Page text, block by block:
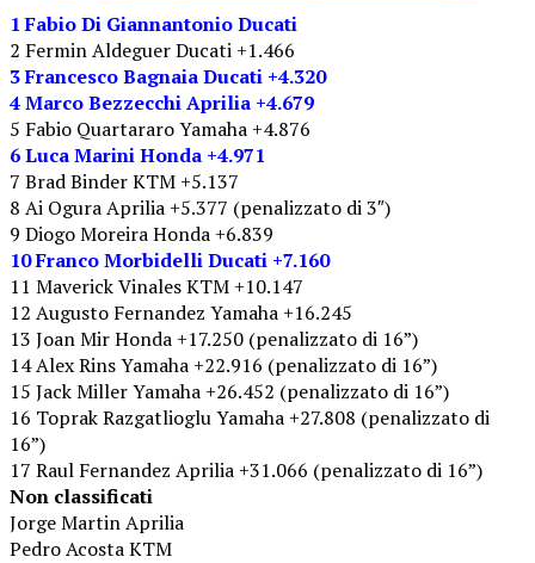
1 Fabio Di Giannantonio Ducati
2 Fermin Aldeguer Ducati +1.466
3 Francesco Bagnaia Ducati +4.320
4 Marco Bezzecchi Aprilia +4.679
5 Fabio Quartararo Yamaha +4.876
6 Luca Marini Honda +4.971
7 Brad Binder KTM +5.137
8 Ai Ogura Aprilia +5.377 (penalizzato di 3″)
9 Diogo Moreira Honda +6.839
10 Franco Morbidelli Ducati +7.160
11 Maverick Vinales KTM +10.147
12 Augusto Fernandez Yamaha +16.245
13 Joan Mir Honda +17.250 (penalizzato di 16”)
14 Alex Rins Yamaha +22.916 (penalizzato di 16”)
15 Jack Miller Yamaha +26.452 (penalizzato di 16”)
16 Toprak Razgatlioglu Yamaha +27.808 (penalizzato di
16”)
17 Raul Fernandez Aprilia +31.066 (penalizzato di 16”)
Non classificati
Jorge Martin Aprilia
Pedro Acosta KTM